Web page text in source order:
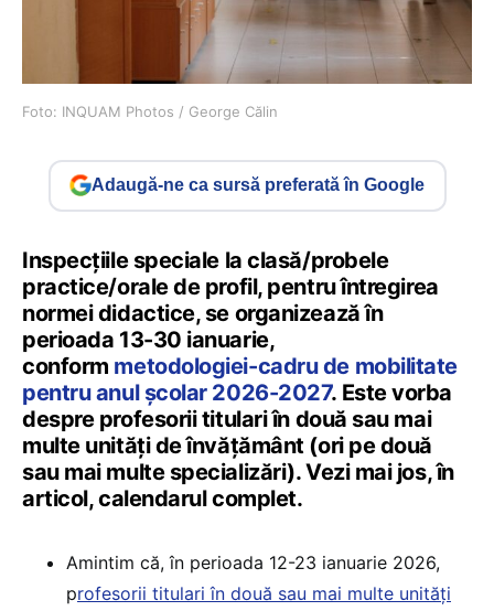
Foto: INQUAM Photos / George Călin
Adaugă-ne ca sursă preferată în Google
Inspecţiile speciale la clasă/probele
practice/orale de profil, pentru întregirea
normei didactice, se organizează în
perioada 13-30 ianuarie,
conform metodologiei-cadru de mobilitate
pentru anul școlar 2026-2027. Este vorba
despre profesorii titulari în două sau mai
multe unități de învățământ (ori pe două
sau mai multe specializări). Vezi mai jos, în
articol, calendarul complet.
Amintim că, în perioada 12-23 ianuarie 2026,
profesorii titulari în două sau mai multe unități